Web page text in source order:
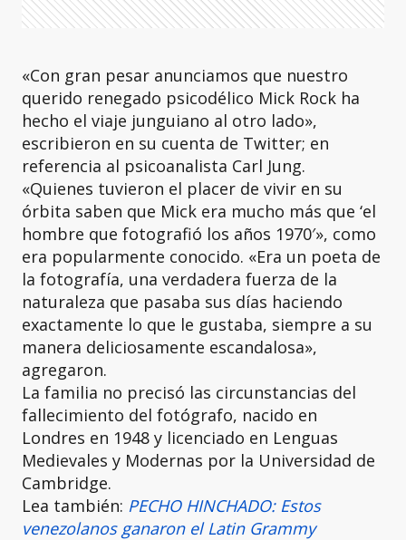
«Con gran pesar anunciamos que nuestro
querido renegado psicodélico Mick Rock ha
hecho el viaje junguiano al otro lado»,
escribieron en su cuenta de Twitter; en
referencia al psicoanalista Carl Jung.
«Quienes tuvieron el placer de vivir en su
órbita saben que Mick era mucho más que ‘el
hombre que fotografió los años 1970′», como
era popularmente conocido. «Era un poeta de
la fotografía, una verdadera fuerza de la
naturaleza que pasaba sus días haciendo
exactamente lo que le gustaba, siempre a su
manera deliciosamente escandalosa»,
agregaron.
La familia no precisó las circunstancias del
fallecimiento del fotógrafo, nacido en
Londres en 1948 y licenciado en Lenguas
Medievales y Modernas por la Universidad de
Cambridge.
Lea también: PECHO HINCHADO: Estos
venezolanos ganaron el Latin Grammy